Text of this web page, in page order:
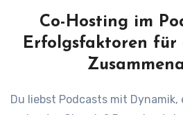
Co-Hosting im
Erfolgsfaktoren für
Du liebst Podcasts mit Dynamik, echtem Gesprächsflow